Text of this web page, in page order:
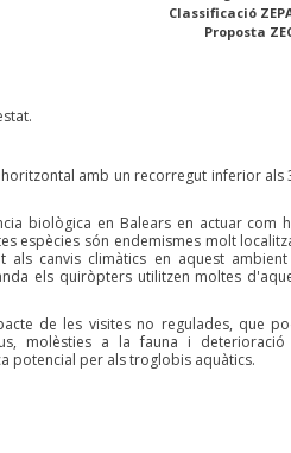
Classificació
Proposta
amb un recorregut inferior
biològica en Balears en actuar com
espècies són endemismes molt
als canvis climàtics en aquest
els quiròpters utilitzen moltes
de les visites no regulades, que
molèsties a la fauna i
potencial per als troglobis aquàtics.